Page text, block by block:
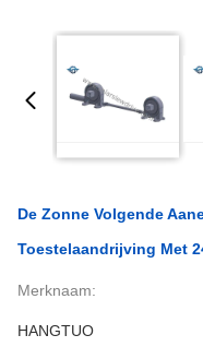
De Zonne Volgende
Toestelaandrijving Met
Merknaam:
HANGTUO